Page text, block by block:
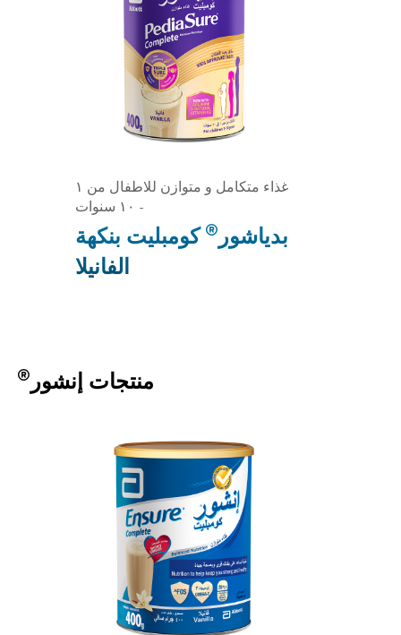
غذاء متكامل و متوازن للاطفال من ١
- ١٠ سنوات
بدياشور ® كومبليت بنكهة
الفانيلا
منتجات إنشور ®